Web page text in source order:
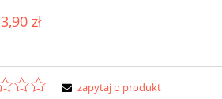
3,90 zł
zapytaj o produkt